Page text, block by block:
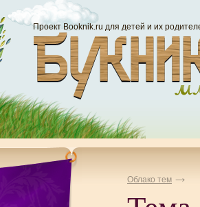
Проект Booknik.ru для детей и их
Облако тем